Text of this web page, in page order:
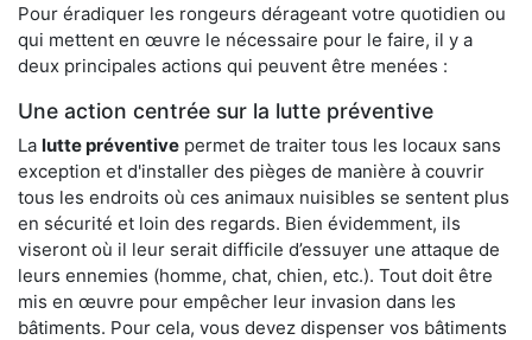
Pour éradiquer les rongeurs dérageant votre quotidien ou
qui mettent en œuvre le nécessaire pour le faire, il y a
deux principales actions qui peuvent être menées :
Une action centrée sur la lutte préventive
La lutte préventive permet de traiter tous les locaux sans
exception et d'installer des pièges de manière à couvrir
tous les endroits où ces animaux nuisibles se sentent plus
en sécurité et loin des regards. Bien évidemment, ils
viseront où il leur serait difficile d’essuyer une attaque de
leurs ennemies (homme, chat, chien, etc.). Tout doit être
mis en œuvre pour empêcher leur invasion dans les
bâtiments. Pour cela, vous devez dispenser vos bâtiments